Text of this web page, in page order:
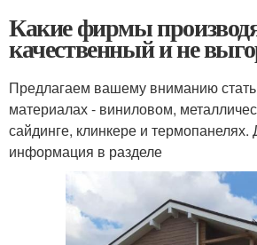
Какие фирмы
качественный и не
Предлагаем вашему вниманию
материалах - виниловом,
сайдинге, клинкере и термопанелях.
информация в разделе